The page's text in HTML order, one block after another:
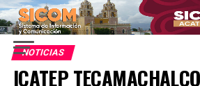
NOTICIAS
ICATEP